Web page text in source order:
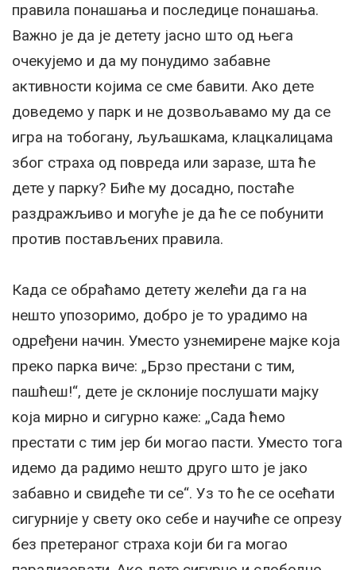
правила понашања и последице понашања.
Важно је да је детету јасно што од њега
очекујемо и да му понудимо забавне
активности којима се сме бавити. Ако дете
доведемо у парк и не дозвољавамо му да се
игра на тобогану, љуљашкама, клацкалицама
због страха од повреда или заразе, шта ће
дете у парку? Биће му досадно, постаће
раздражљиво и могуће је да ће се побунити
против постављених правила.
Када се обраћамо детету желећи да га на
нешто упозоримо, добро је то урадимо на
одређени начин. Уместо узнемирене мајке која
преко парка виче: „Брзо престани с тим,
пашћеш!“, дете је склоније послушати мајку
која мирно и сигурно каже: „Сада ћемо
престати с тим јер би могао пасти. Уместо тога
идемо да радимо нешто друго што је јако
забавно и свидеће ти се“. Уз то ће се осећати
сигурније у свету око себе и научиће се опрезу
без претераног страха који би га могао